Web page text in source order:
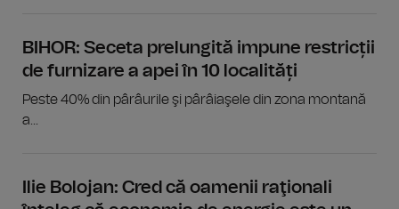
BIHOR: Seceta prelungită impune restricții
de furnizare a apei în 10 localități
Peste 40% din pârâurile şi pârâiaşele din zona montană
a...
Ilie Bolojan: Cred că oamenii raţionali